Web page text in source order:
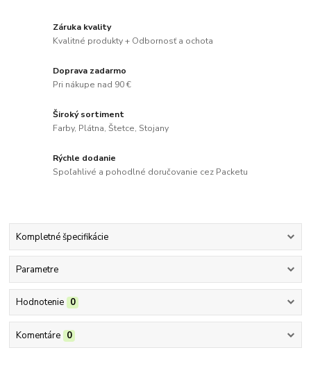
Záruka kvality
Kvalitné produkty + Odbornosť a ochota
Doprava zadarmo
Pri nákupe nad 90 €
Široký sortiment
Farby, Plátna, Štetce, Stojany
Rýchle dodanie
Spoľahlivé a pohodlné doručovanie cez Packetu
Kompletné špecifikácie
Parametre
Hodnotenie 0
Komentáre 0